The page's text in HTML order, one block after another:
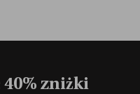
40% zniżki